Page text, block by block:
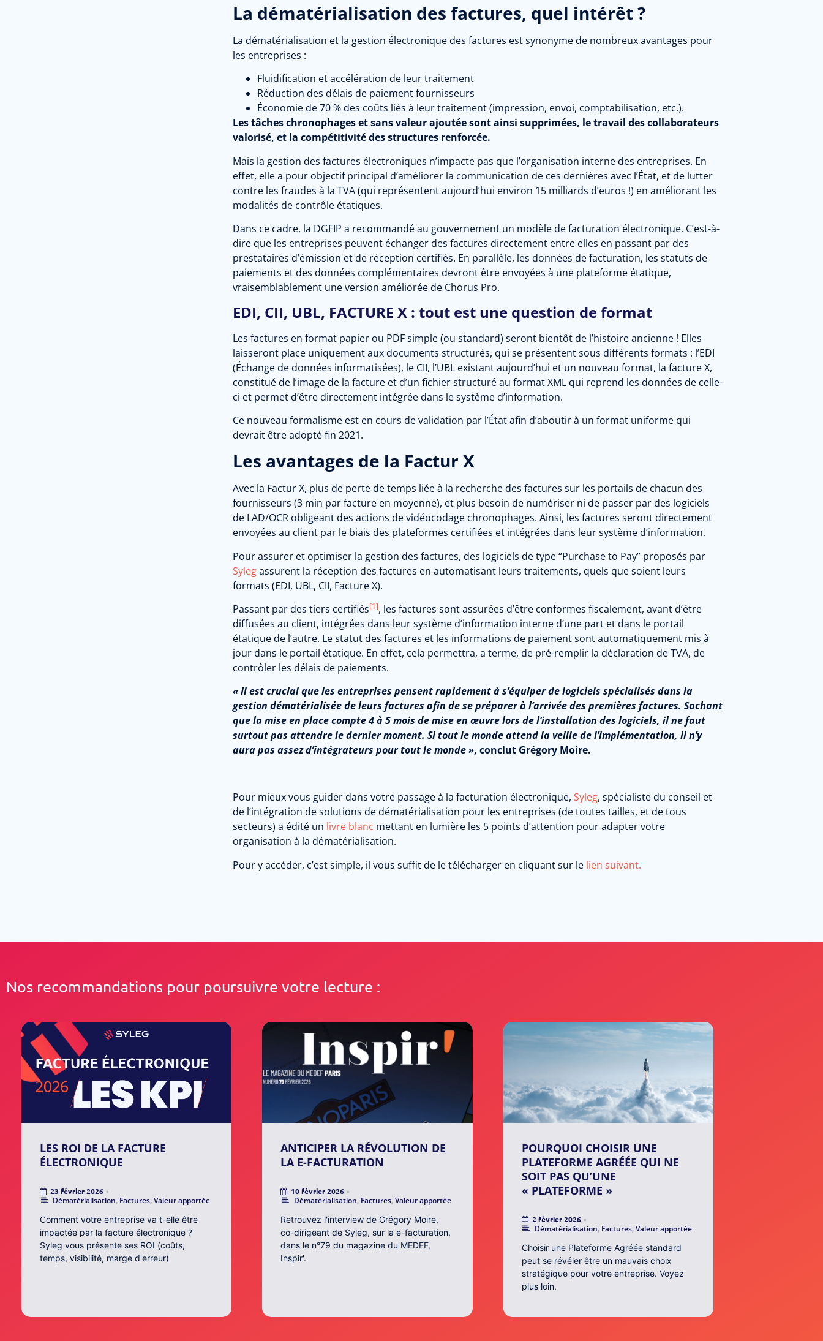
La dématérialisation des factures, quel intérêt ?
La dématérialisation et la gestion électronique des factures est synonyme de nombreux avantages pour
les entreprises :
Fluidification et accélération de leur traitement
Réduction des délais de paiement fournisseurs
Économie de 70 % des coûts liés à leur traitement (impression, envoi, comptabilisation, etc.).
Les tâches chronophages et sans valeur ajoutée sont ainsi supprimées, le travail des collaborateurs
valorisé, et la compétitivité des structures renforcée.
Mais la gestion des factures électroniques n’impacte pas que l’organisation interne des entreprises. En
effet, elle a pour objectif principal d’améliorer la communication de ces dernières avec l’État, et de lutter
contre les fraudes à la TVA (qui représentent aujourd’hui environ 15 milliards d’euros !) en améliorant les
modalités de contrôle étatiques.
Dans ce cadre, la DGFIP a recommandé au gouvernement un modèle de facturation électronique. C’est-à-
dire que les entreprises peuvent échanger des factures directement entre elles en passant par des
prestataires d’émission et de réception certifiés. En parallèle, les données de facturation, les statuts de
paiements et des données complémentaires devront être envoyées à une plateforme étatique,
vraisemblablement une version améliorée de Chorus Pro.
EDI, CII, UBL, FACTURE X : tout est une question de format
Les factures en format papier ou PDF simple (ou standard) seront bientôt de l’histoire ancienne ! Elles
laisseront place uniquement aux documents structurés, qui se présentent sous différents formats : l’EDI
(Échange de données informatisées), le CII, l’UBL existant aujourd’hui et un nouveau format, la facture X,
constitué de l’image de la facture et d’un fichier structuré au format XML qui reprend les données de celle-
ci et permet d’être directement intégrée dans le système d’information.
Ce nouveau formalisme est en cours de validation par l’État afin d’aboutir à un format uniforme qui
devrait être adopté fin 2021.
Les avantages de la Factur X
Avec la Factur X, plus de perte de temps liée à la recherche des factures sur les portails de chacun des
fournisseurs (3 min par facture en moyenne), et plus besoin de numériser ni de passer par des logiciels
de LAD/OCR obligeant des actions de vidéocodage chronophages. Ainsi, les factures seront directement
envoyées au client par le biais des plateformes certifiées et intégrées dans leur système d’information.
Pour assurer et optimiser la gestion des factures, des logiciels de type “Purchase to Pay” proposés par
Sylegassurent la réception des factures en automatisant leurs traitements, quels que soient leurs
formats (EDI, UBL, CII, Facture X).
Passant par des tiers certifiés[1], les factures sont assurées d’être conformes fiscalement, avant d’être
diffusées au client, intégrées dans leur système d’information interne d’une part et dans le portail
étatique de l’autre. Le statut des factures et les informations de paiement sont automatiquement mis à
jour dans le portail étatique. En effet, cela permettra, a terme, de pré-remplir la déclaration de TVA, de
contrôler les délais de paiements.
« Il est crucial que les entreprises pensent rapidement à s’équiper de logiciels spécialisés dans la
gestion dématérialisée de leurs factures afin de se préparer à l’arrivée des premières factures. Sachant
que la mise en place compte 4 à 5 mois de mise en œuvre lors de l’installation des logiciels, il ne faut
surtout pas attendre le dernier moment. Si tout le monde attend la veille de l’implémentation, il n’y
aura pas assez d’intégrateurs pour tout le monde », conclut Grégory Moire.
Pour mieux vous guider dans votre passage à la facturation électronique, Syleg, spécialiste du conseil et
de l’intégration de solutions de dématérialisation pour les entreprises (de toutes tailles, et de tous
secteurs) a édité un livre blanc mettant en lumière les 5 points d’attention pour adapter votre
organisation à la dématérialisation.
Pour y accéder, c’est simple, il vous suffit de le télécharger en cliquant sur le lien suivant.
Nos recommandations pour poursuivre votre lecture :
LES ROI DE LA FACTURE
ÉLECTRONIQUE
23 février 2026 •
Dématérialisation, Factures,Valeur apportée
Comment votre entreprise va t-elle être
impactée par la facture électronique ?
Syleg vous présente ses ROI (coûts,
temps, visibilité, marge d'erreur)
ANTICIPER LA RÉVOLUTION DE
LA E-FACTURATION
10 février 2026 •
Dématérialisation, Factures,Valeur apportée
Retrouvez l'interview de Grégory Moire,
co-dirigeant de Syleg, sur la e-facturation,
dans le n°79 du magazine du MEDEF,
Inspir'.
POURQUOI CHOISIR UNE
PLATEFORME AGRÉÉE QUI NE
SOIT PAS QU’UNE
« PLATEFORME »
2 février 2026 •
Dématérialisation, Factures,Valeur apportée
Choisir une Plateforme Agréée standard
peut se révéler être un mauvais choix
stratégique pour votre entreprise. Voyez
plus loin.